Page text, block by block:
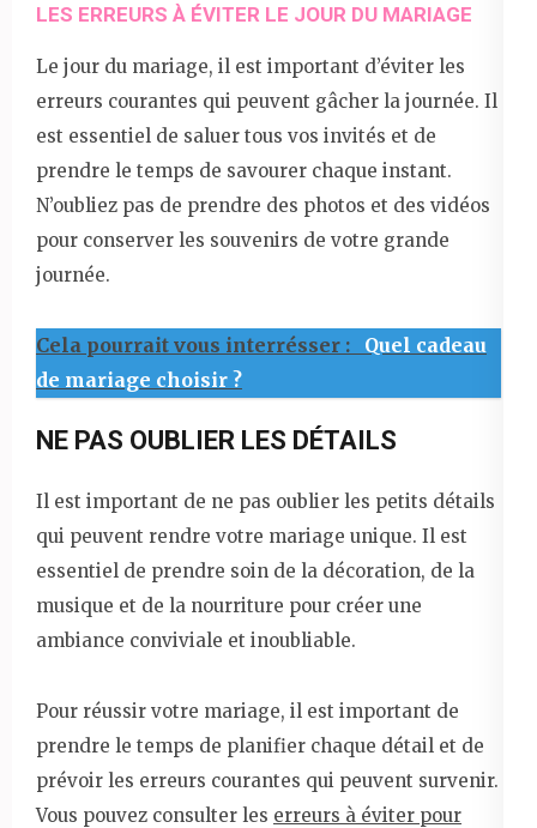
LES ERREURS À ÉVITER LE JOUR DU MARIAGE
Le jour du mariage, il est important d’éviter les
erreurs courantes qui peuvent gâcher la journée. Il
est essentiel de saluer tous vos invités et de
prendre le temps de savourer chaque instant.
N’oubliez pas de prendre des photos et des vidéos
pour conserver les souvenirs de votre grande
journée.
Cela pourrait vous interrésser :
Quel cadeau
de mariage choisir ?
NE PAS OUBLIER LES DÉTAILS
Il est important de ne pas oublier les petits détails
qui peuvent rendre votre mariage unique. Il est
essentiel de prendre soin de la décoration, de la
musique et de la nourriture pour créer une
ambiance conviviale et inoubliable.
Pour réussir votre mariage, il est important de
prendre le temps de planifier chaque détail et de
prévoir les erreurs courantes qui peuvent survenir.
Vous pouvez consulter les erreurs à éviter pour